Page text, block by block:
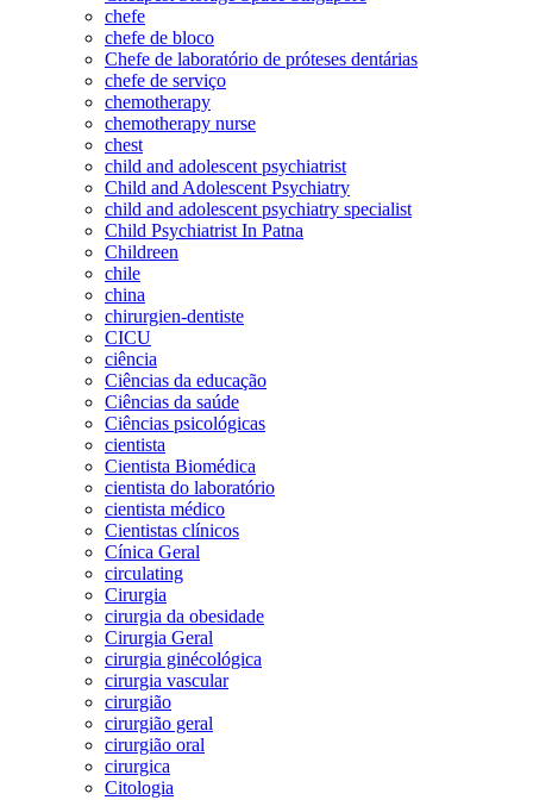
chefe
chefe de bloco
Chefe de laboratório de próteses dentárias
chefe de serviço
chemotherapy
chemotherapy nurse
chest
child and adolescent psychiatrist
Child and Adolescent Psychiatry
child and adolescent psychiatry specialist
Child Psychiatrist In Patna
Childreen
chile
china
chirurgien-dentiste
CICU
ciência
Ciências da educação
Ciências da saúde
Ciências psicológicas
cientista
Cientista Biomédica
cientista do laboratório
cientista médico
Cientistas clínicos
Cínica Geral
circulating
Cirurgia
cirurgia da obesidade
Cirurgia Geral
cirurgia ginécológica
cirurgia vascular
cirurgião
cirurgião geral
cirurgião oral
cirurgica
Citologia